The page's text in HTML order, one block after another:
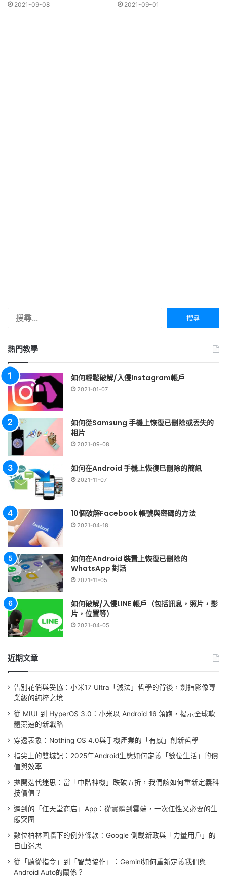
2021-09-08 2021-09-01
熱門教學
如何輕鬆破解/入侵Instagram帳戶
2021-01-07
如何從Samsung 手機上恢復已刪除或丟失的
相片
2021-09-08
如何在Android 手機上恢復已刪除的簡訊
2021-11-07
10個破解Facebook 帳號與密碼的方法
2021-04-18
如何在Android 裝置上恢復已刪除的
WhatsApp 對話
2021-11-05
如何破解/入侵LINE 帳戶（包括訊息，照片，影
片，位置等）
2021-04-05
近期文章
告別花俏與妥協：小米17 Ultra「減法」哲學的背後，劍指影像專
業級的純粹之境
從 MIUI 到 HyperOS 3.0：小米以 Android 16 領跑，揭示全球軟
體競速的新戰略
穿透表象：Nothing OS 4.0與手機產業的「有感」創新哲學
指尖上的雙城記：2025年Android生態如何定義「數位生活」的價
值與效率
拋開迭代迷思：當「中階神機」跌破五折，我們該如何重新定義科
技價值？
遲到的「任天堂商店」App：從實體到雲端，一次任性又必要的生
態突圍
數位柏林圍牆下的例外條款：Google 側載新政與「力量用戶」的
自由迷思
從「聽從指令」到「智慧協作」：Gemini如何重新定義我們與
Android Auto的關係？